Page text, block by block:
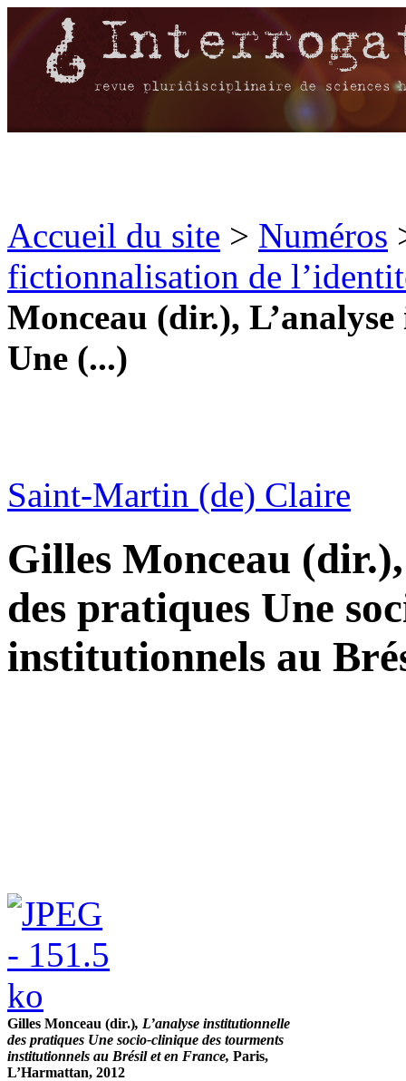
Accueil du site > Numéros
fictionnalisation de
Monceau (dir.),
Une (...)
Saint-Martin (de) Claire
Gilles Monceau
des pratiques Une
institutionnels au
Gilles Monceau (dir.), L’analyse institutionnelle
des pratiques Une socio-clinique des tourments
institutionnels au Brésil et en France, Paris,
L’Harmattan, 2012